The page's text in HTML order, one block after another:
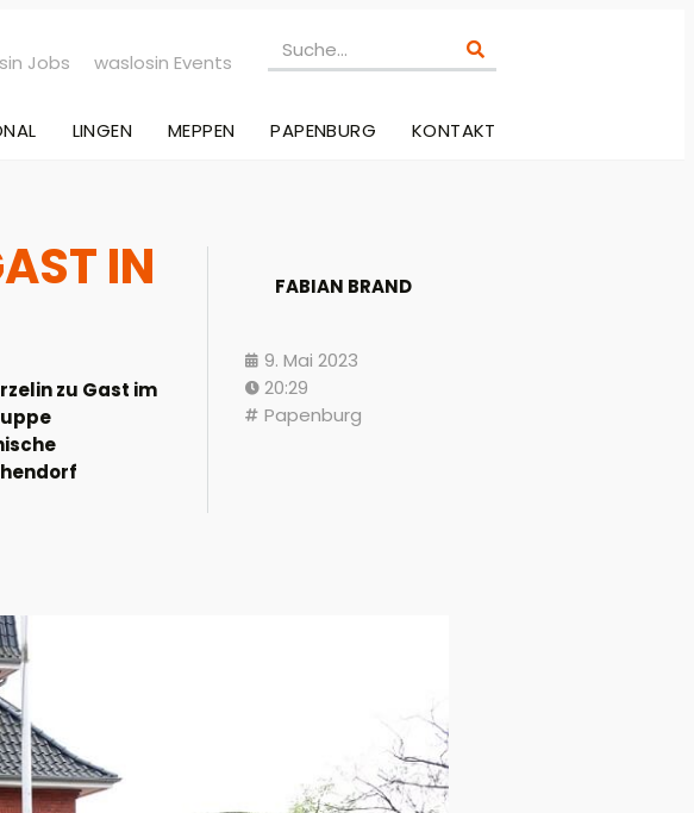
Jobs waslosin Events
LINGEN MEPPEN PAPENBURG KONTAKT
IN
zu Gast im
FABIAN BRAND
9. Mai 2023
20:29
Papenburg